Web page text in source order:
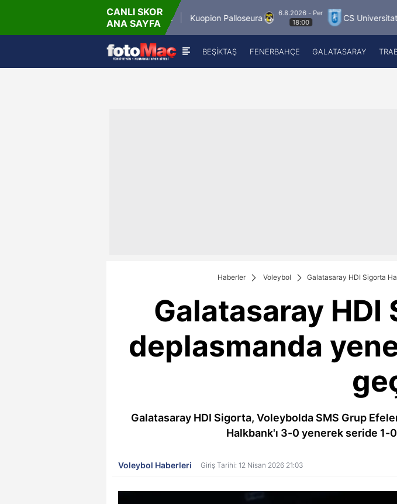
CANLI SKOR
ANA SAYFA
Winner Match 12 Kuopion Palloseura
6.8.2026 - Per
18:00
CS Universitatea
BEŞİKTAŞ FENERBAHÇE GALATASARAY
Haberler Voleybol Galatasaray HDI Sigorta
Galatasaray HDI
deplasmanda
Galatasaray HDI Sigorta, Voleybolda SMS Grup
Halkbank'ı 3-0 yenerek seride 1-
Voleybol Haberleri Giriş Tarihi: 12 Nisan 2026 21:03